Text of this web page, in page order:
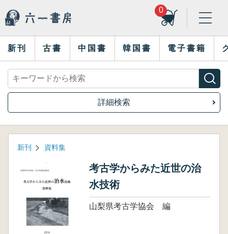
0
新刊 古書 中国書 韓国書 電子書籍
詳細検索
新刊 資料集
考古学からみた近世の治
水技術
山梨県考古学協会 編